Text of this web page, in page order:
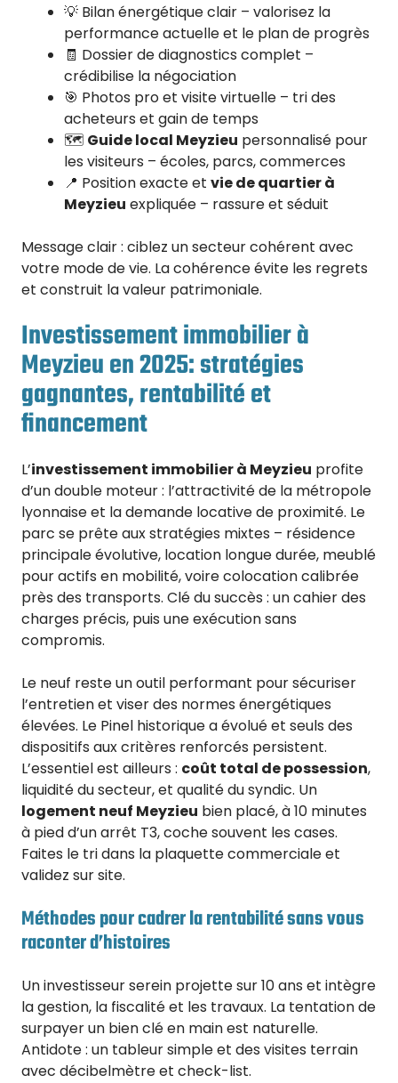
💡 Bilan énergétique clair – valorisez la
performance actuelle et le plan de progrès
🧾 Dossier de diagnostics complet –
crédibilise la négociation
🎯 Photos pro et visite virtuelle – tri des
acheteurs et gain de temps
🗺️ Guide local Meyzieu personnalisé pour
les visiteurs – écoles, parcs, commerces
📍 Position exacte et vie de quartier à
Meyzieu expliquée – rassure et séduit
Message clair : ciblez un secteur cohérent avec
votre mode de vie. La cohérence évite les regrets
et construit la valeur patrimoniale.
Investissement immobilier à
Meyzieu en 2025: stratégies
gagnantes, rentabilité et
financement
L’investissement immobilier à Meyzieu profite
d’un double moteur : l’attractivité de la métropole
lyonnaise et la demande locative de proximité. Le
parc se prête aux stratégies mixtes – résidence
principale évolutive, location longue durée, meublé
pour actifs en mobilité, voire colocation calibrée
près des transports. Clé du succès : un cahier des
charges précis, puis une exécution sans
compromis.
Le neuf reste un outil performant pour sécuriser
l’entretien et viser des normes énergétiques
élevées. Le Pinel historique a évolué et seuls des
dispositifs aux critères renforcés persistent.
L’essentiel est ailleurs : coût total de possession,
liquidité du secteur, et qualité du syndic. Un
logement neuf Meyzieu bien placé, à 10 minutes
à pied d’un arrêt T3, coche souvent les cases.
Faites le tri dans la plaquette commerciale et
validez sur site.
Méthodes pour cadrer la rentabilité sans vous
raconter d’histoires
Un investisseur serein projette sur 10 ans et intègre
la gestion, la fiscalité et les travaux. La tentation de
surpayer un bien clé en main est naturelle.
Antidote : un tableur simple et des visites terrain
avec décibelmètre et check-list.